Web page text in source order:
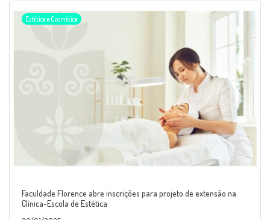
Estética e Cosmética
Faculdade Florence abre inscrições para projeto de extensão na
Clínica-Escola de Estética